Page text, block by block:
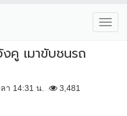
คู เมาขับชนรถ
า 14:31 น. 3,481